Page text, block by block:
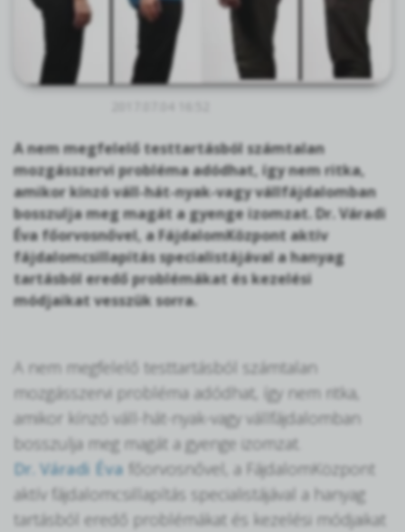
A nem megfelelő testtartásból számtalan
mozgásszervi probléma adódhat, így nem ritka,
amikor kínzó váll-hát-nyak-vagy vállfájdalomban
bosszulja meg magát a gyenge izomzat. Dr. Váradi
Éva főorvosnővel, a FájdalomKözpont aktív
fájdalomcsillapítás specialistájával a hanyag
tartásból eredő problémákat és kezelési
módjaikat vesszük sorra.
A nem megfelelő testtartásból számtalan
mozgásszervi probléma adódhat, így nem ritka,
amikor kínzó váll-hát-nyak-vagy vállfájdalomban
bosszulja meg magát a gyenge izomzat.
Dr. Váradi Éva főorvosnővel, a FájdalomKözpont
aktív fájdalomcsillapítás specialistájával a hanyag
tartásból eredő problémákat és kezelési módjaikat